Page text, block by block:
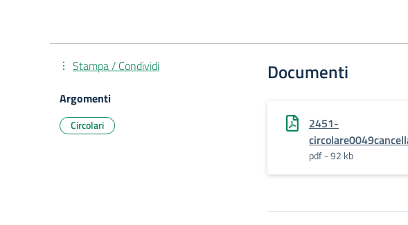
Documenti
2451-
pdf - 92 kb
Stampa / Condividi
Argomenti
Circolari